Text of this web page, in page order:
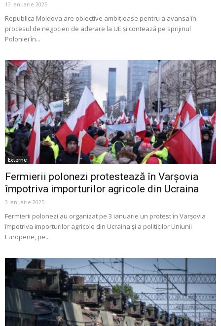
13 ianuarie 2025
Republica Moldova are obiective ambiţioase pentru a avansa în
procesul de negocieri de aderare la UE şi contează pe sprijinul
Poloniei în...
Externe
Fermierii polonezi protestează în Varșovia
împotriva importurilor agricole din Ucraina
3 ianuarie 2025
Fermierii polonezi au organizat pe 3 ianuarie un protest în Varșovia
împotriva importurilor agricole din Ucraina și a politicilor Uniunii
Europene, pe...